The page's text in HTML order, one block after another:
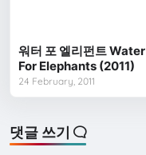
워터 포 엘리펀트 Water
For Elephants (2011)
24 February, 2011
댓글 쓰기